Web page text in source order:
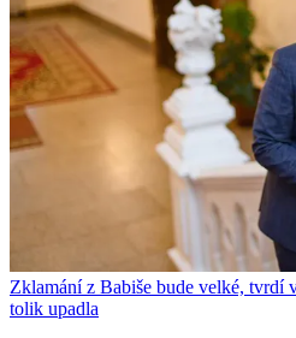
Zklamání z Babiše bude velké, tvrdí
tolik upadla